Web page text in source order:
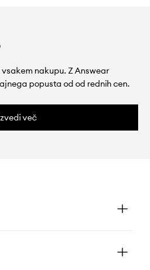
nakupu. Z Answear
popusta od od rednih cen.
več